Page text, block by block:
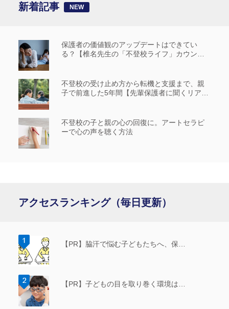
新着記事
保護者の価値観のアップデートはできてい
る？【椎名先生の「不登校ライフ」カウンセ
不登校の受け止め方から転機と支援まで、親
子で前進した5年間【先輩保護者に聞くリアル
不登校の子と親の心の回復に。アートセラピ
ーで心の声を聴く方法
アクセスランキング（毎日更新）
【PR】脇汗で悩む子どもたちへ、保…
【PR】子どもの目を取り巻く環境は…